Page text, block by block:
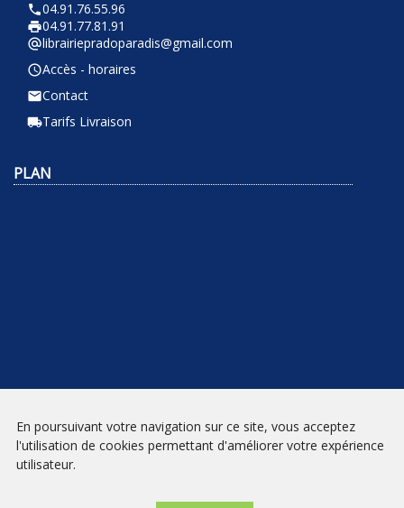
phone04.91.76.55.96
local_printshop04.91.77.81.91
alternate_emaillibrairiepradoparadis@gmail.com
query_builderAccès - horaires
emailContact
local_shippingTarifs Livraison
PLAN
NEWSLETTER
En poursuivant votre navigation sur ce site, vous acceptez
l'utilisation de cookies permettant d'améliorer votre expérience
utilisateur.